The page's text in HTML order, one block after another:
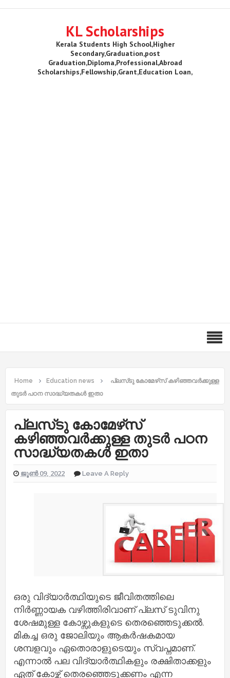
KL Scholarships
Kerala Students High School,Higher
Secondary,Graduation,post
Graduation,Diploma,Professional,Abroad
Scholarships,Fellowship,Grant,Education Loan,
Home Education news
പ്ലസ്‌ടു കോമേഴ്‌സ് കഴിഞ്ഞവർക്കുള്ള
തുടർ പഠന സാദ്ധ്യതകൾ ഇതാ
പ്ലസ്‌ടു കോമേഴ്‌സ്
കഴിഞ്ഞവർക്കുള്ള തുടർ പഠന
സാദ്ധ്യതകൾ ഇതാ
ജൂൺ 09, 2022 Leave A Reply
ഒരു വിദ്യാർത്ഥിയുടെ ജീവിതത്തിലെ
നിർണ്ണായക വഴിത്തിരിവാണ് പ്ലസ് ടുവിനു
ശേഷമുള്ള കോഴ്സുകളുടെ തെരഞ്ഞെടുക്കൽ.
മികച്ച ഒരു ജോലിയും ആകർഷകമായ
ശമ്പളവും ഏതൊരാളുടെയും സ്വപ്നമാണ്.
എന്നാൽ പല വിദ്യാർത്ഥികളും രക്ഷിതാക്കളും
ഏത് കോഴ്സ് തെരഞ്ഞെടുക്കണം എന്ന